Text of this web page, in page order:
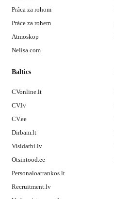
Práca za rohom
Práce za rohem
Atmoskop
Nelisa.com
Baltics
CVonline.lt
CV.lv
CV.ee
Dirbam.lt
Visidarbi.lv
Otsintood.ee
Personaloatrankos.lt
Recruitment.lv